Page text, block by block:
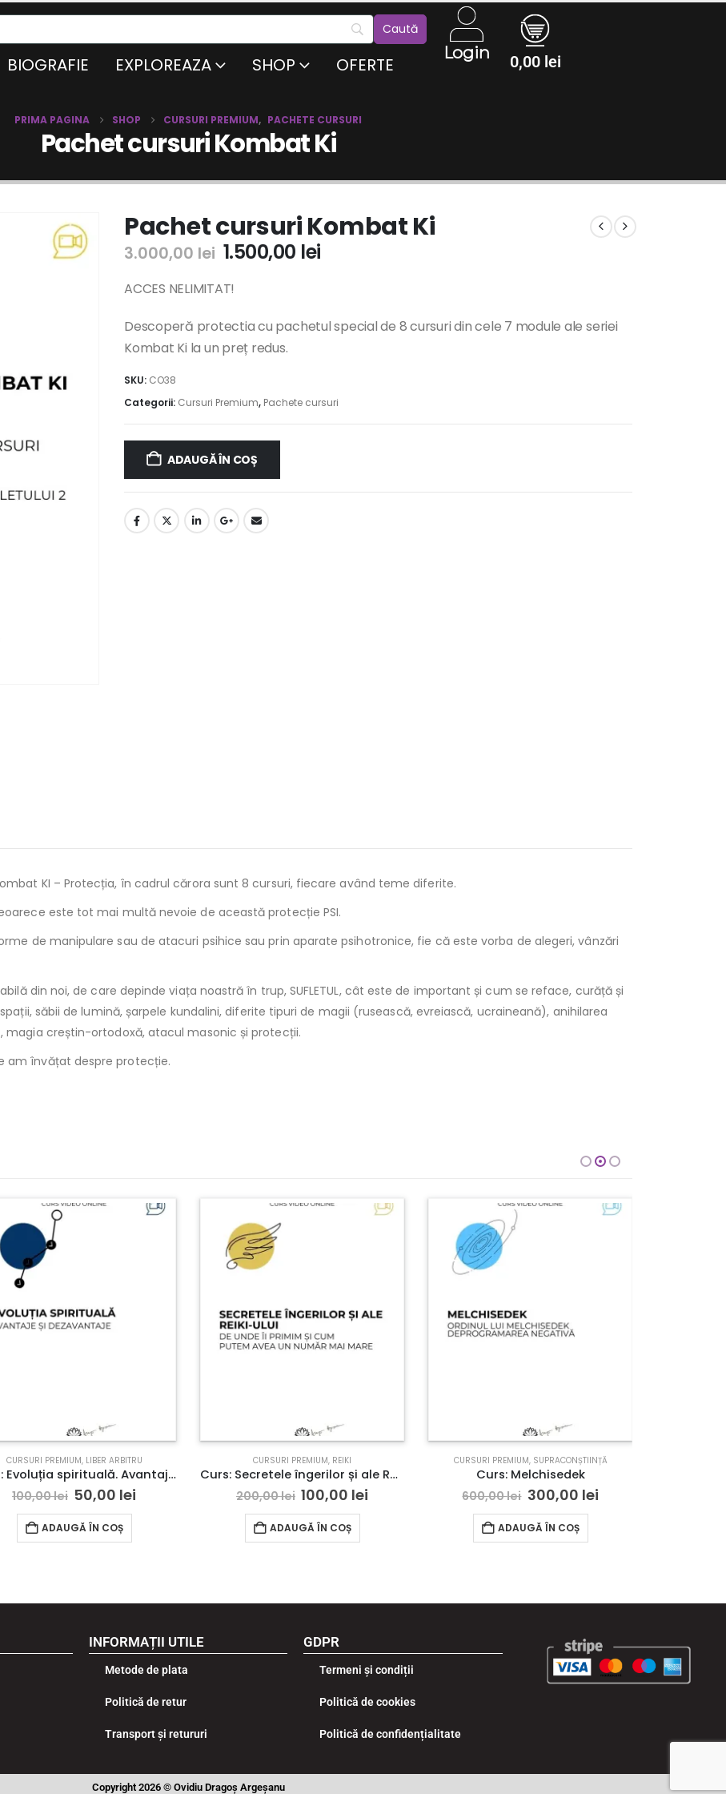
BIOGRAFIE EXPLOREAZA SHOP OFERTE
Login 0,00 lei
PRIMA PAGINA SHOP CURSURI PREMIUM, PACHETE CURSURI
Pachet cursuri Kombat Ki
Pachet cursuri Kombat Ki
3.000,00 lei 1.500,00 lei
ACCES NELIMITAT!
Descoperă protectia cu pachetul special de 8 cursuri din cele 7 module ale seriei
Kombat Ki la un preț redus.
SKU: CO38
Categorii: Cursuri Premium, Pachete cursuri
ADAUGĂ ÎN COȘ
KI – Protecția, în cadrul cărora sunt 8 cursuri, fiecare având teme diferite.
este tot mai multă nevoie de această protecție PSI.
de manipulare sau de atacuri psihice sau prin aparate psihotronice, fie că este vorba de alegeri, vânzări
din noi, de care depinde viața noastră în trup, SUFLETUL, cât este de important și cum se reface, curăță și
săbii de lumină, șarpele kundalini, diferite tipuri de magii (rusească, evreiască, ucraineană), anihilarea
creștin-ortodoxă, atacul masonic și protecții.
învățat despre protecție.
CURSURI PREMIUM, LIBER ARBITRU
Curs: Evoluția spirituală. Avantaje și dezavantaje
100,00lei 50,00 lei
ADAUGĂ ÎN COȘ
CURSURI PREMIUM, REIKI
Curs: Secretele îngerilor și ale Reiki-ului
200,00lei 100,00 lei
ADAUGĂ ÎN COȘ
CURSURI PREMIUM, SUPRACONȘTIINȚĂ
Curs: Melchisedek
600,00lei 300,00 lei
ADAUGĂ ÎN COȘ
INFORMAȚII UTILE
Metode de plata
Politică de retur
Transport și retururi
GDPR
Termeni și condiții
Politică de cookies
Politică de confidențialitate
Copyright 2026 © Ovidiu Dragoș Argeșanu